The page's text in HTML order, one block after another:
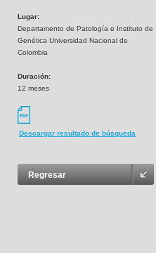
Lugar:
Departamento de Patología e Instituto de
Genética Universidad Nacional de
Colombia
Duración:
12 meses
Descargar resultado de búsqueda
Regresar